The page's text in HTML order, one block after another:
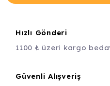
Hızlı Gönderi
1100 ₺ üzeri kargo
Güvenli Alışveriş